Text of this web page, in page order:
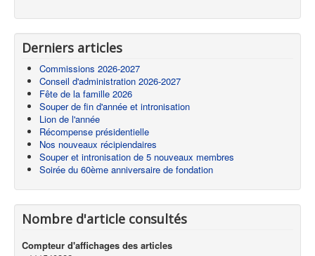
Derniers articles
Commissions 2026-2027
Conseil d'administration 2026-2027
Fête de la famille 2026
Souper de fin d'année et intronisation
Lion de l'année
Récompense présidentielle
Nos nouveaux récipiendaires
Souper et intronisation de 5 nouveaux membres
Soirée du 60ème anniversaire de fondation
Nombre d'article consultés
Compteur d'affichages des articles